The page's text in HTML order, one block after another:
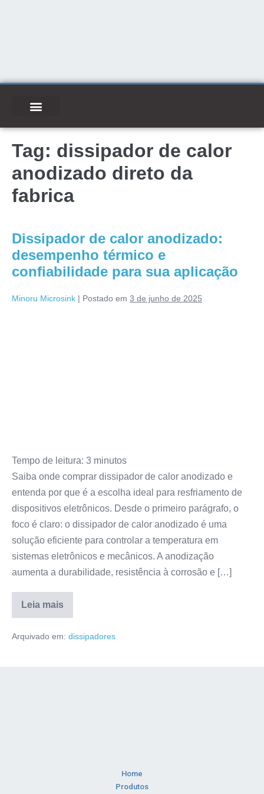
Tag: dissipador de calor
anodizado direto da
fabrica
Dissipador de calor anodizado:
desempenho térmico e
confiabilidade para sua aplicação
Minoru Microsink | Postado em 3 de junho de 2025
Tempo de leitura: 3 minutos
Saiba onde comprar dissipador de calor anodizado e
entenda por que é a escolha ideal para resfriamento de
dispositivos eletrônicos. Desde o primeiro parágrafo, o
foco é claro: o dissipador de calor anodizado é uma
solução eficiente para controlar a temperatura em
sistemas eletrônicos e mecânicos. A anodização
aumenta a durabilidade, resistência à corrosão e […]
Leia mais
Arquivado em: dissipadores
Home
Produtos